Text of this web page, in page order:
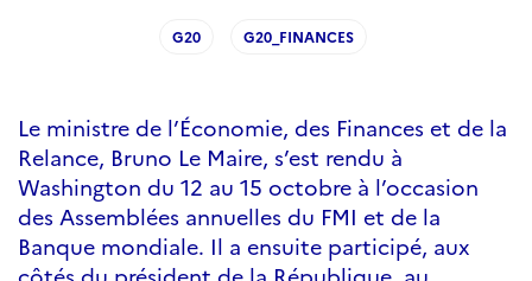
G20 G20_FINANCES
Le ministre de l’Économie, des Finances et de la
Relance, Bruno Le Maire, s’est rendu à
Washington du 12 au 15 octobre à l’occasion
des Assemblées annuelles du FMI et de la
Banque mondiale. Il a ensuite participé, aux